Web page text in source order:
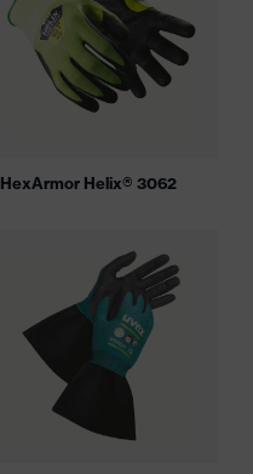
HexArmor Helix® 3062